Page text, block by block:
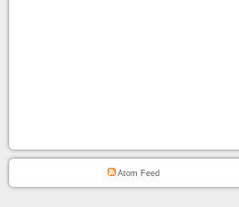
Atom Feed